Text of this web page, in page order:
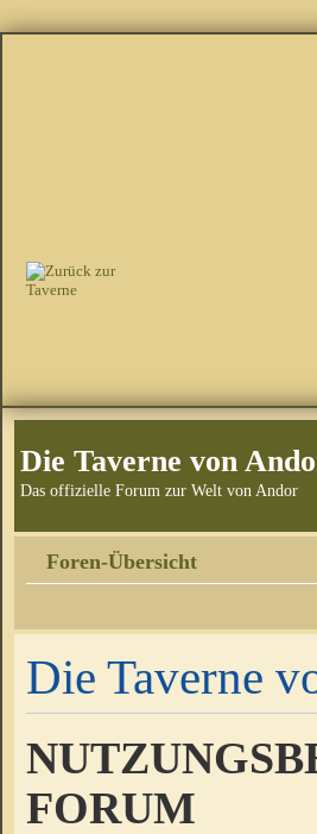
Die Taverne von
Das offizielle Forum zur Welt von Andor
Foren-Übersicht
Die Taverne
FORUM